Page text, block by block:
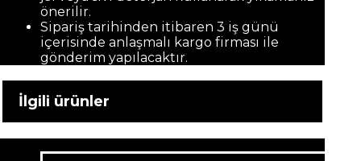
önerilir.
Sipariş tarihinden itibaren 3 iş günü
içerisinde anlaşmalı kargo firması ile
gönderim yapılacaktır.
İlgili ürünler